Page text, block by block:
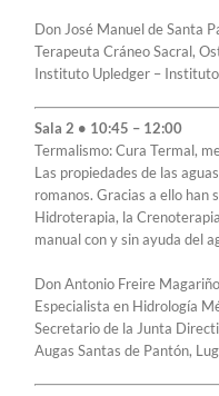
Don José Manuel de Santa
Terapeuta Cráneo Sacral,
Instituto Upledger – Instituto
Sala 2 • 10:45 – 12:00
Termalismo: Cura Termal,
Las propiedades de las
romanos. Gracias a ello han
Hidroterapia, la
manual con y sin ayuda del
Don Antonio Freire
Especialista en Hidrología
Secretario de la Junta
Augas Santas de Pantón,